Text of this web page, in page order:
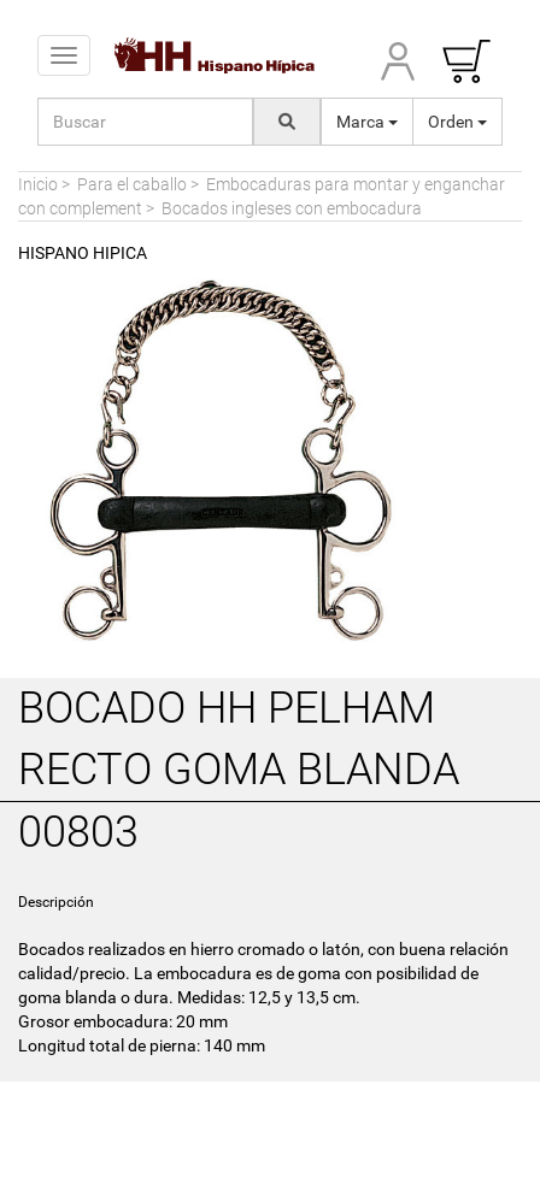
Toggle navigation
Marca Orden
Inicio > Para el caballo > Embocaduras para montar y enganchar
con complement > Bocados ingleses con embocadura
HISPANO HIPICA
BOCADO HH PELHAM
RECTO GOMA BLANDA
00803
Descripción
Bocados realizados en hierro cromado o latón, con buena relación
calidad/precio. La embocadura es de goma con posibilidad de
goma blanda o dura. Medidas: 12,5 y 13,5 cm.
Grosor embocadura: 20 mm
Longitud total de pierna: 140 mm